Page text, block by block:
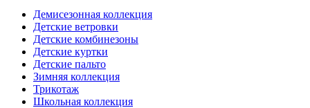
Демисезонная коллекция
Детские ветровки
Детские комбинезоны
Детские куртки
Детские пальто
Зимняя коллекция
Трикотаж
Школьная коллекция